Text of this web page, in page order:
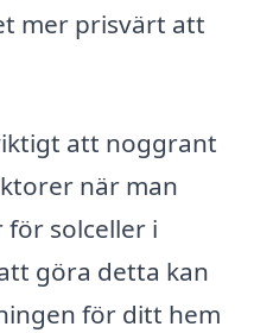
mer prisvärt att
att noggrant
när man
solceller i
göra detta kan
för ditt hem